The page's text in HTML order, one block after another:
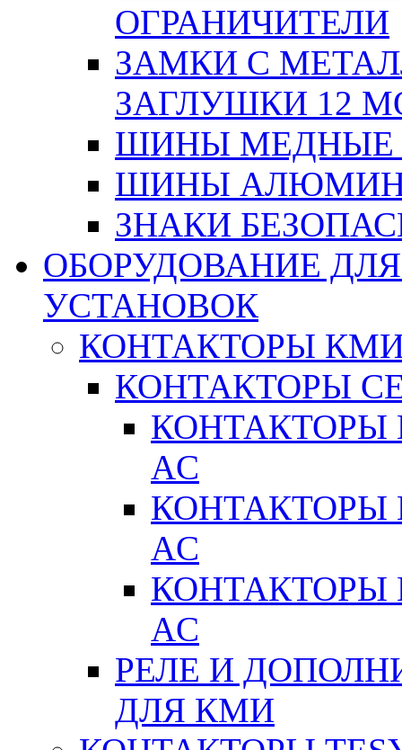
ОГРАНИЧИТЕЛИ
ЗАМКИ С
ЗАГЛУШКИ 12
ШИНЫ МЕДНЫЕ
ШИНЫ
ЗНАКИ
ОБОРУДОВАНИЕ
УСТАНОВОК
КОНТАКТОРЫ
КОНТАКТОРЫ
КОНТАКТОРЫ
AC
КОНТАКТОРЫ
AC
КОНТАКТОРЫ
AC
РЕЛЕ И
ДЛЯ КМИ